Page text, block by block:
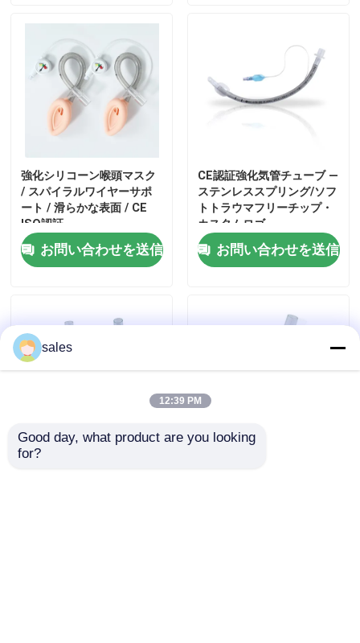
ホーム
製品
企業情報
品質管理
強化シリコーン喉頭マスク
/ スパイラルワイヤーサポ
ート / 滑らかな表面 / CE
ISO認証
お問い合わせを送信
CE認証強化気管チューブ —
ステンレススプリング/ソフ
トトラウマフリーチップ・
カスタムロゴ
お問い合わせを送信
CE ISO 標識付き ダブルル
sales
12:39 PM
Good day, what product are you looking
for?